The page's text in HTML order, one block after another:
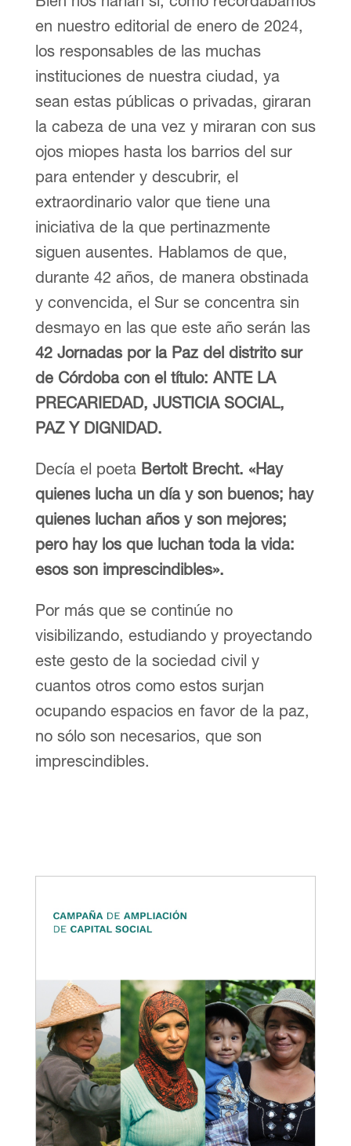
en nuestro editorial de enero de 2024,
los responsables de las muchas
instituciones de nuestra ciudad, ya
sean estas públicas o privadas, giraran
la cabeza de una vez y miraran con sus
ojos miopes hasta los barrios del sur
para entender y descubrir, el
extraordinario valor que tiene una
iniciativa de la que pertinazmente
siguen ausentes. Hablamos de que,
durante 42 años, de manera obstinada
y convencida, el Sur se concentra sin
desmayo en las que este año serán las
42 Jornadas por la Paz del distrito sur
de Córdoba con el título: ANTE LA
PRECARIEDAD, JUSTICIA SOCIAL,
PAZ Y DIGNIDAD.
Decía el poetaBertolt Brecht. «Hay
quienes lucha un día y son buenos; hay
quienes luchan años y son mejores;
pero hay los que luchan toda la vida:
esos son imprescindibles».
Por más que se continúe no
visibilizando, estudiando y proyectando
este gesto de la sociedad civil y
cuantos otros como estos surjan
ocupando espacios en favor de la paz,
no sólo son necesarios, que son
imprescindibles.